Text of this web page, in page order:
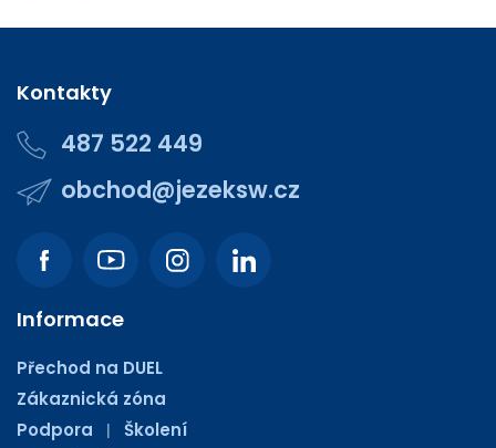
Kontakty
487 522 449
obchod@jezeksw.cz
Informace
Přechod na DUEL
Zákaznická zóna
Podpora
| Školení